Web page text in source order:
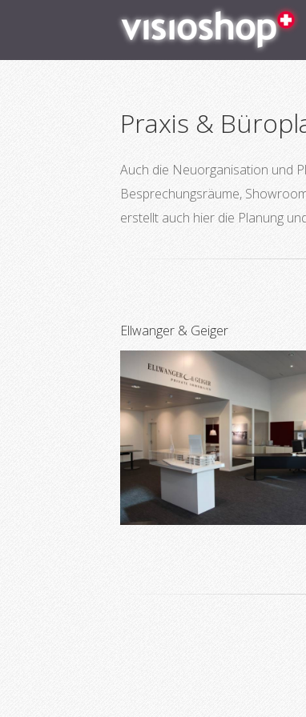
Praxis &
Auch die Neuorganisation und
Besprechungsräume,
erstellt auch hier die Planung
Ellwanger & Geiger